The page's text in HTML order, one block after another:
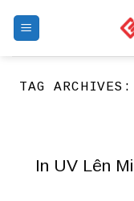
TAG ARCHIVES:
In UV Lên